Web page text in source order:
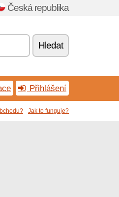
Česká republika
Hledat
Přihlášení
Jak to funguje?